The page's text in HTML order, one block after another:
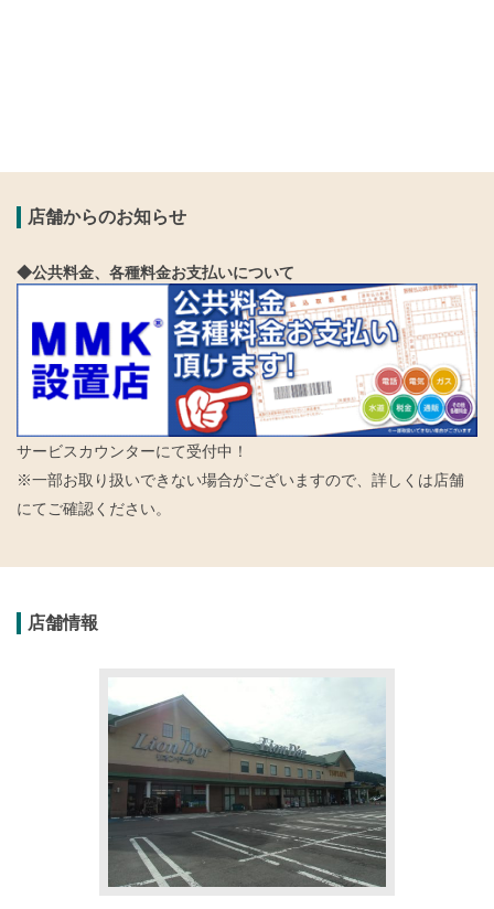
店舗からのお知らせ
◆公共料金、各種料金お支払いについて
サービスカウンターにて受付中！
※一部お取り扱いできない場合がございますので、詳しくは店舗
にてご確認ください。
店舗情報